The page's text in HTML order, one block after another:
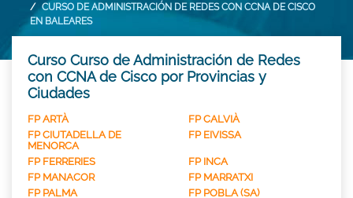
CURSO DE ADMINISTRACIÓN DE REDES CON CCNA DE CISCO
EN BALEARES
Curso Curso de Administración de Redes
con CCNA de Cisco por Provincias y
Ciudades
FP ARTÀ
FP CALVIÀ
FP CIUTADELLA DE
MENORCA
FP EIVISSA
FP FERRERIES
FP INCA
FP MANACOR
FP MARRATXI
FP PALMA
FP POBLA (SA)